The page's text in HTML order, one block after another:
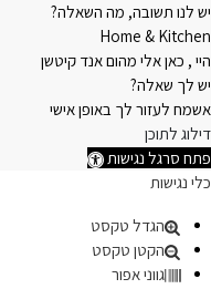
יש לנו תשובה, מה השאלה?
Home & Kitchen
היי , כאן אלי מהום אנד קיטשן
יש לך שאלה?
אשמח לעזור לך באופן אישי
דילוג לתוכן
פתח סרגל נגישות
כלי נגישות
הגדל טקסט
הקטן טקסט
גווני אפור